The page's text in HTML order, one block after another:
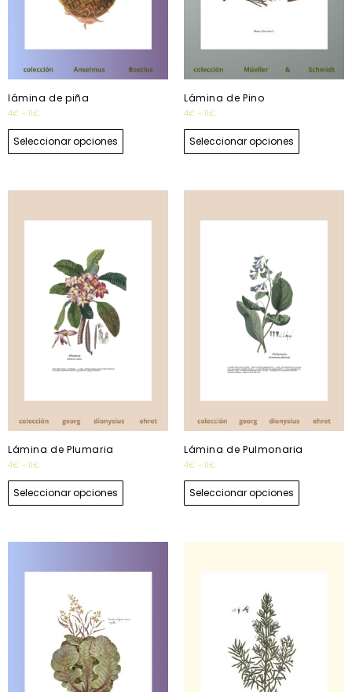
lámina de piña
4€ - 11€
Seleccionar opciones
Lámina de Pino
4€ - 11€
Seleccionar opciones
Lámina de Plumaria
4€ - 11€
Seleccionar opciones
Lámina de Pulmonaria
4€ - 11€
Seleccionar opciones